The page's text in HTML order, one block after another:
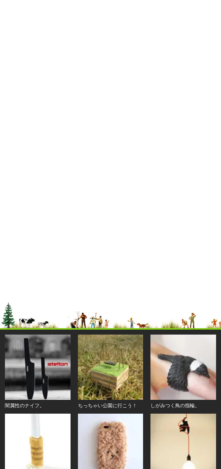
闇属性のナイフ。 ちっちゃい公園に行こう！ しがみつく鳥の指輪。